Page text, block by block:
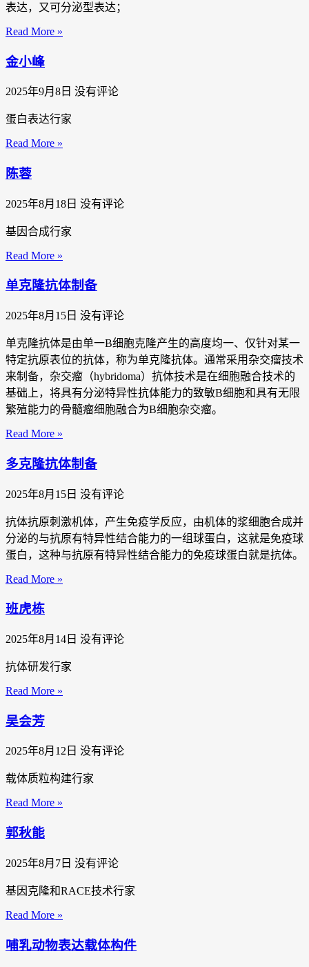
表达，又可分泌型表达；
Read More »
金小峰
2025年9月8日 没有评论
蛋白表达行家
Read More »
陈蓉
2025年8月18日 没有评论
基因合成行家
Read More »
单克隆抗体制备
2025年8月15日 没有评论
单克隆抗体是由单一B细胞克隆产生的高度均一、仅针对某一
特定抗原表位的抗体，称为单克隆抗体。通常采用杂交瘤技术
来制备，杂交瘤（hybridoma）抗体技术是在细胞融合技术的
基础上，将具有分泌特异性抗体能力的致敏B细胞和具有无限
繁殖能力的骨髓瘤细胞融合为B细胞杂交瘤。
Read More »
多克隆抗体制备
2025年8月15日 没有评论
抗体抗原刺激机体，产生免疫学反应，由机体的浆细胞合成并
分泌的与抗原有特异性结合能力的一组球蛋白，这就是免疫球
蛋白，这种与抗原有特异性结合能力的免疫球蛋白就是抗体。
Read More »
班虎栋
2025年8月14日 没有评论
抗体研发行家
Read More »
吴会芳
2025年8月12日 没有评论
载体质粒构建行家
Read More »
郭秋能
2025年8月7日 没有评论
基因克隆和RACE技术行家
Read More »
哺乳动物表达载体构件